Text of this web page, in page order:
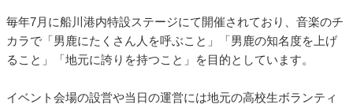
毎年7月に船川港内特設ステージにて開催されており、音楽のチ
カラで「男鹿にたくさん人を呼ぶこと」「男鹿の知名度を上げ
ること」「地元に誇りを持つこと」を目的としています。
イベント会場の設営や当日の運営には地元の高校生ボランティ